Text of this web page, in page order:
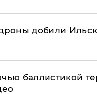
добили
баллистикой